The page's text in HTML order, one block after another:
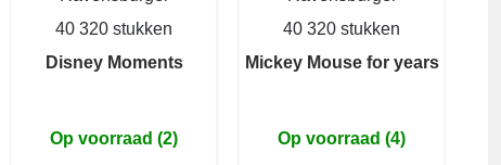
40 320 stukken
Disney Moments
Op voorraad (2)
40 320 stukken
Mickey Mouse for years
Op voorraad (4)